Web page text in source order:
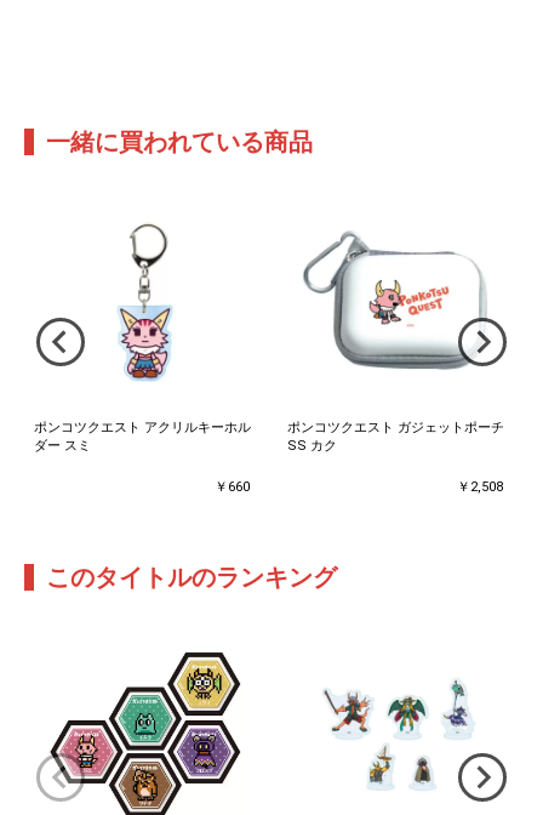
一緒に買われている商品
ポンコツクエスト アクリルキーホル
ダー スミ
￥660
ポンコツクエスト ガジェットポーチ
SS カク
￥2,508
このタイトルのランキング